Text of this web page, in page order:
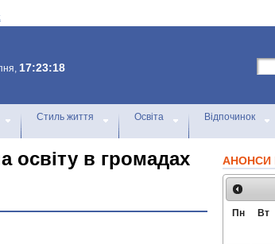
17:23:18
Стиль життя Освіта Відпочинок
освіту в громадах АНОНСИ
Пн Вт